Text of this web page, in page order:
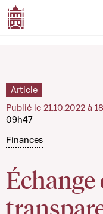
Finances
Échange
Article
Publié le 21.10.2022 à
09h47